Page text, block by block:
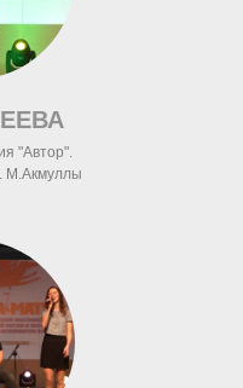
"Автор".
М.Акмуллы